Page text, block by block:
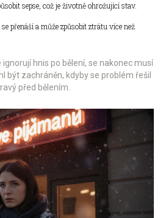
sepse, což je životně ohrožující stav.
přenáší a může způsobit ztrátu více než
hnis po bělení, se nakonec musí
být zachráněn, kdyby se problém řešil
před bělením.